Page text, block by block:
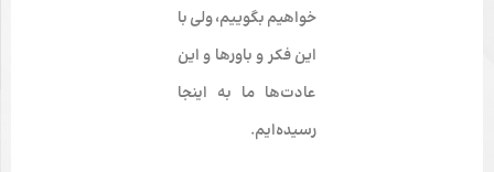
خواهیم بگوییم، ولی با
این فکر و باورها و این
عادت­‌ها ما به این­جا
رسیده‌ایم.